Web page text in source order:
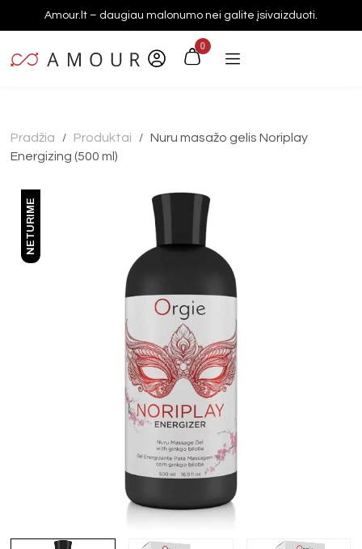
Amour.lt – daugiau malonumo nei galite įsivaizduoti.
0
Pradžia / Produktai /
Nuru masažo gelis Noriplay
Energizing (500 ml)
NETURIME